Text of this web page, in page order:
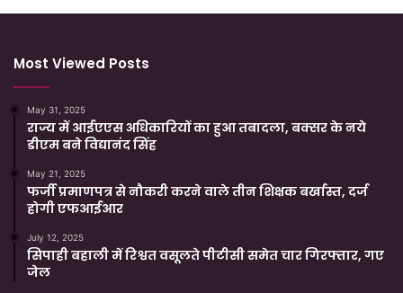
Most Viewed Posts
May 31, 2025
राज्य में आईएएस अधिकारियों का हुआ तबादला, बक्सर के नये
डीएम बने विद्यानंद सिंह
May 21, 2025
फर्जी प्रमाणपत्र से नौकरी करने वाले तीन शिक्षक बर्खास्त, दर्ज
होगी एफआईआर
July 12, 2025
सिपाही बहाली में रिश्वत वसूलते पीटीसी समेत चार गिरफ्तार, गए
जेल